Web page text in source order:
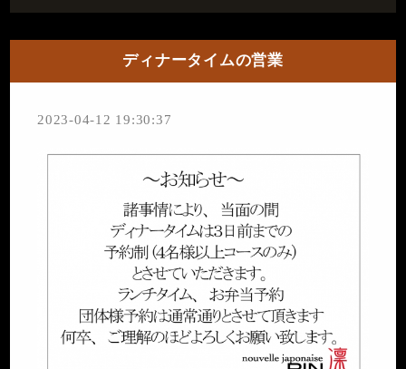
ディナータイムの営業
2023-04-12 19:30:37